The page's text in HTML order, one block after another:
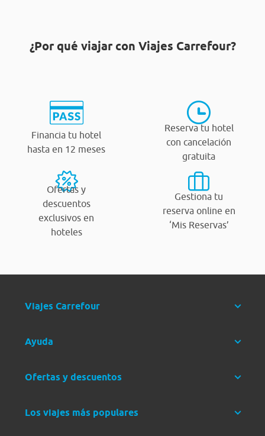
¿Por qué viajar con Viajes Carrefour?
Financia tu hotel
hasta en 12 meses
Reserva tu hotel
con cancelación
gratuita
Ofertas y
descuentos
exclusivos en
hoteles
Gestiona tu
reserva online en
‘Mis Reservas’
Viajes Carrefour
Ayuda
Ofertas y descuentos
Los viajes más populares